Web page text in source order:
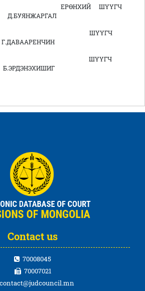
ШҮҮГЧ
ШҮҮГЧ
Contact us
70008045
70007021
contact@judcouncil.mn